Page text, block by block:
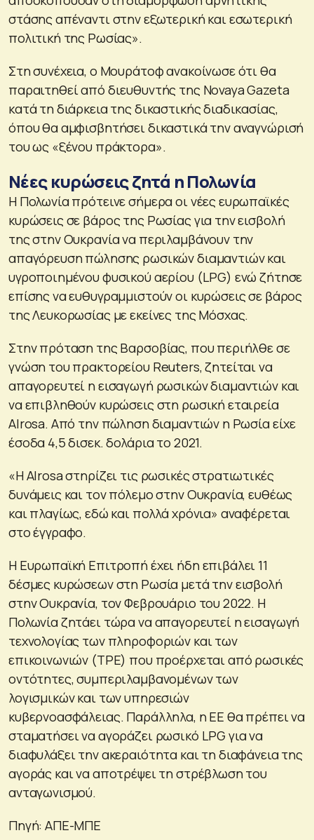
στάσης απέναντι στην εξωτερική και εσωτερική
πολιτική της Ρωσίας».
Στη συνέχεια, ο Μουράτοφ ανακοίνωσε ότι θα
παραιτηθεί από διευθυντής της Novaya Gazeta
κατά τη διάρκεια της δικαστικής διαδικασίας,
όπου θα αμφισβητήσει δικαστικά την αναγνώρισή
του ως «ξένου πράκτορα».
Νέες κυρώσεις ζητά η Πολωνία
Η Πολωνία πρότεινε σήμερα οι νέες ευρωπαϊκές
κυρώσεις σε βάρος της Ρωσίας για την εισβολή
της στην Ουκρανία να περιλαμβάνουν την
απαγόρευση πώλησης ρωσικών διαμαντιών και
υγροποιημένου φυσικού αερίου (LPG) ενώ ζήτησε
επίσης να ευθυγραμμιστούν οι κυρώσεις σε βάρος
της Λευκορωσίας με εκείνες της Μόσχας.
Στην πρόταση της Βαρσοβίας, που περιήλθε σε
γνώση του πρακτορείου Reuters, ζητείται να
απαγορευτεί η εισαγωγή ρωσικών διαμαντιών και
να επιβληθούν κυρώσεις στη ρωσική εταιρεία
Alrosa. Από την πώληση διαμαντιών η Ρωσία είχε
έσοδα 4,5 δισεκ. δολάρια το 2021.
«Η Alrosa στηρίζει τις ρωσικές στρατιωτικές
δυνάμεις και τον πόλεμο στην Ουκρανία, ευθέως
και πλαγίως, εδώ και πολλά χρόνια» αναφέρεται
στο έγγραφο.
Η Ευρωπαϊκή Επιτροπή έχει ήδη επιβάλει 11
δέσμες κυρώσεων στη Ρωσία μετά την εισβολή
στην Ουκρανία, τον Φεβρουάριο του 2022. Η
Πολωνία ζητάει τώρα να απαγορευτεί η εισαγωγή
τεχνολογίας των πληροφοριών και των
επικοινωνιών (TPE) που προέρχεται από ρωσικές
οντότητες, συμπεριλαμβανομένων των
λογισμικών και των υπηρεσιών
κυβερνοασφάλειας. Παράλληλα, η ΕΕ θα πρέπει να
σταματήσει να αγοράζει ρωσικό LPG για να
διαφυλάξει την ακεραιότητα και τη διαφάνεια της
αγοράς και να αποτρέψει τη στρέβλωση του
ανταγωνισμού.
Πηγή: ΑΠΕ-ΜΠΕ